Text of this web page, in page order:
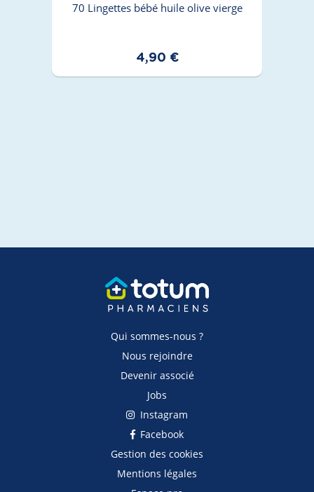
70 Lingettes bébé huile olive vierge
4,90 €
Qui sommes-nous ?
Nous rejoindre
Devenir associé
Jobs
Instagram
Facebook
Gestion des cookies
Mentions légales